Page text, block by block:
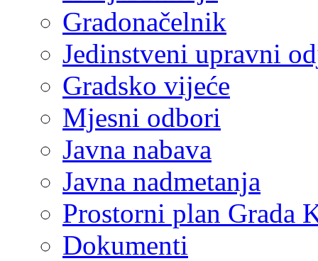
Gradonačelnik
Jedinstveni upravni
Gradsko vijeće
Mjesni odbori
Javna nabava
Javna nadmetanja
Prostorni plan Grada
Dokumenti